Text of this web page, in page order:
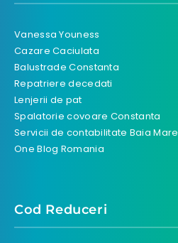
Vanessa Youness
Cazare Caciulata
Balustrade Constanta
Repatriere decedati
Lenjerii de pat
Spalatorie covoare Constanta
Servicii de contabilitate Baia Mare
One Blog Romania
Cod Reduceri